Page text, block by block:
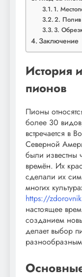
1.
2.
3.
Заключение
История
пионов
Пионы
более 30
встречается в
Северной
были известны
времён. Их
сделали их
многих
https://
настоящее
созданием
делает выбор